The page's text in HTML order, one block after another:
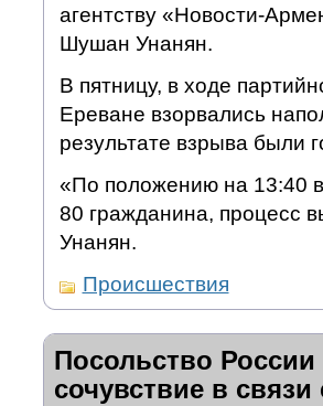
агентству «Новости-
Шушан Унанян.
В пятницу, в ходе
Ереване взорвались
результате взрыва были
«По положению на 13:40
80 гражданина, процесс
Унанян.
Происшествия
Посольство
сочувствие в